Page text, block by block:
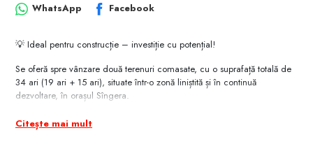
WhatsApp Facebook
💡 Ideal pentru construcție – investiție cu potențial!
Se oferă spre vânzare două terenuri comasate, cu o suprafață totală de
34 ari (19 ari + 15 ari), situate într-o zonă liniștită și în continuă
dezvoltare, în orașul Sîngera.
📌 Caracteristici principale:
✅ Destinație actuală: grădină – cu posibilitate ușoară de trecere în teren
Citește mai mult